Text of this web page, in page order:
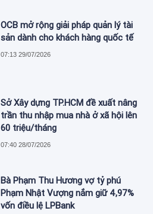
OCB mở rộng giải pháp quản lý tài
sản dành cho khách hàng quốc tế
07:13 29/07/2026
Sở Xây dựng TP.HCM đề xuất nâng
trần thu nhập mua nhà ở xã hội lên
60 triệu/tháng
07:40 28/07/2026
Bà Phạm Thu Hương vợ tỷ phú
Phạm Nhật Vượng nắm giữ 4,97%
vốn điều lệ LPBank